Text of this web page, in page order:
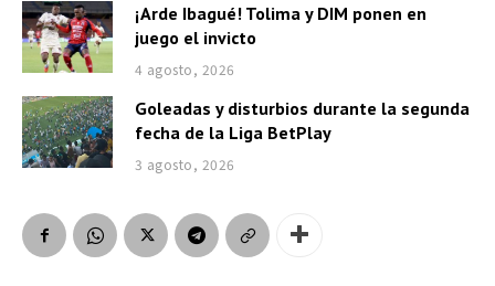
¡Arde Ibagué! Tolima y DIM ponen en
juego el invicto
4 agosto, 2026
Goleadas y disturbios durante la segunda
fecha de la Liga BetPlay
3 agosto, 2026